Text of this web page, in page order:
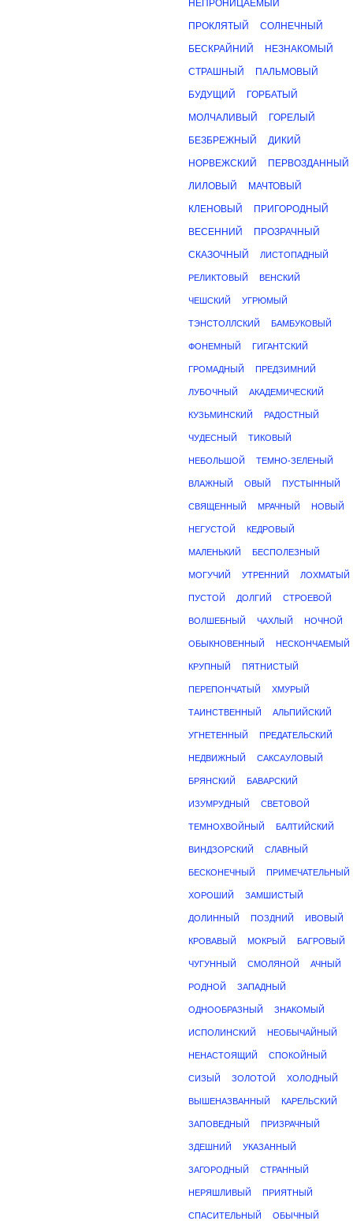
НЕПРОНИЦАЕМЫЙ
ПРОКЛЯТЫЙ СОЛНЕЧНЫЙ
БЕСКРАЙНИЙ НЕЗНАКОМЫЙ
СТРАШНЫЙ ПАЛЬМОВЫЙ
БУДУЩИЙ ГОРБАТЫЙ
МОЛЧАЛИВЫЙ ГОРЕЛЫЙ
БЕЗБРЕЖНЫЙ ДИКИЙ
НОРВЕЖСКИЙ ПЕРВОЗДАННЫЙ
ЛИЛОВЫЙ МАЧТОВЫЙ
КЛЕНОВЫЙ ПРИГОРОДНЫЙ
ВЕСЕННИЙ ПРОЗРАЧНЫЙ
СКАЗОЧНЫЙ ЛИСТОПАДНЫЙ
РЕЛИКТОВЫЙ ВЕНСКИЙ
ЧЕШСКИЙ УГРЮМЫЙ
ТЭНСТОЛЛСКИЙ БАМБУКОВЫЙ
ФОНЕМНЫЙ ГИГАНТСКИЙ
ГРОМАДНЫЙ ПРЕДЗИМНИЙ
ЛУБОЧНЫЙ АКАДЕМИЧЕСКИЙ
КУЗЬМИНСКИЙ РАДОСТНЫЙ
ЧУДЕСНЫЙ ТИКОВЫЙ
НЕБОЛЬШОЙ ТЕМНО-ЗЕЛЕНЫЙ
ВЛАЖНЫЙ ОВЫЙ ПУСТЫННЫЙ
СВЯЩЕННЫЙ МРАЧНЫЙ НОВЫЙ
НЕГУСТОЙ КЕДРОВЫЙ
МАЛЕНЬКИЙ БЕСПОЛЕЗНЫЙ
МОГУЧИЙ УТРЕННИЙ ЛОХМАТЫЙ
ПУСТОЙ ДОЛГИЙ СТРОЕВОЙ
ВОЛШЕБНЫЙ ЧАХЛЫЙ НОЧНОЙ
ОБЫКНОВЕННЫЙ НЕСКОНЧАЕМЫЙ
КРУПНЫЙ ПЯТНИСТЫЙ
ПЕРЕПОНЧАТЫЙ ХМУРЫЙ
ТАИНСТВЕННЫЙ АЛЬПИЙСКИЙ
УГНЕТЕННЫЙ ПРЕДАТЕЛЬСКИЙ
НЕДВИЖНЫЙ САКСАУЛОВЫЙ
БРЯНСКИЙ БАВАРСКИЙ
ИЗУМРУДНЫЙ СВЕТОВОЙ
ТЕМНОХВОЙНЫЙ БАЛТИЙСКИЙ
ВИНДЗОРСКИЙ СЛАВНЫЙ
БЕСКОНЕЧНЫЙ ПРИМЕЧАТЕЛЬНЫЙ
ХОРОШИЙ ЗАМШИСТЫЙ
ДОЛИННЫЙ ПОЗДНИЙ ИВОВЫЙ
КРОВАВЫЙ МОКРЫЙ БАГРОВЫЙ
ЧУГУННЫЙ СМОЛЯНОЙ АЧНЫЙ
РОДНОЙ ЗАПАДНЫЙ
ОДНООБРАЗНЫЙ ЗНАКОМЫЙ
ИСПОЛИНСКИЙ НЕОБЫЧАЙНЫЙ
НЕНАСТОЯЩИЙ СПОКОЙНЫЙ
СИЗЫЙ ЗОЛОТОЙ ХОЛОДНЫЙ
ВЫШЕНАЗВАННЫЙ КАРЕЛЬСКИЙ
ЗАПОВЕДНЫЙ ПРИЗРАЧНЫЙ
ЗДЕШНИЙ УКАЗАННЫЙ
ЗАГОРОДНЫЙ СТРАННЫЙ
НЕРЯШЛИВЫЙ ПРИЯТНЫЙ
СПАСИТЕЛЬНЫЙ ОБЫЧНЫЙ